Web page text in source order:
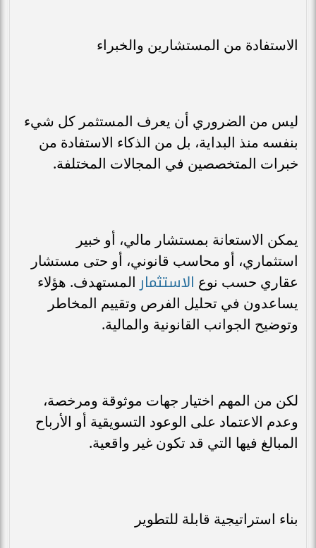
الاستفادة من المستشارين والخبراء
ليس من الضروري أن يعرف المستثمر كل شيء
بنفسه منذ البداية، بل من الذكاء الاستفادة من
خبرات المتخصصين في المجالات المختلفة.
يمكن الاستعانة بمستشار مالي، أو خبير
استثماري، أو محاسب قانوني، أو حتى مستشار
عقاري حسب نوع الاستثمار المستهدف. هؤلاء
يساعدون في تحليل الفرص وتقييم المخاطر
وتوضيح الجوانب القانونية والمالية.
لكن من المهم اختيار جهات موثوقة ومرخصة،
وعدم الاعتماد على الوعود التسويقية أو الأرباح
المبالغ فيها التي قد تكون غير واقعية.
بناء استراتيجية قابلة للتطوير